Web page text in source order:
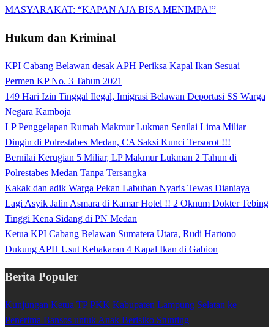
MASYARAKAT: “KAPAN AJA BISA MENIMPA!”
Hukum dan Kriminal
KPI Cabang Belawan desak APH Periksa Kapal Ikan Sesuai
Permen KP No. 3 Tahun 2021
149 Hari Izin Tinggal Ilegal, Imigrasi Belawan Deportasi SS Warga
Negara Kamboja
LP Penggelapan Rumah Makmur Lukman Senilai Lima Miliar
Dingin di Polrestabes Medan, CA Saksi Kunci Tersorot !!!
Bernilai Kerugian 5 Miliar, LP Makmur Lukman 2 Tahun di
Polrestabes Medan Tanpa Tersangka
Kakak dan adik Warga Pekan Labuhan Nyaris Tewas Dianiaya
Lagi Asyik Jalin Asmara di Kamar Hotel !! 2 Oknum Dokter Tebing
Tinggi Kena Sidang di PN Medan
Ketua KPI Cabang Belawan Sumatera Utara, Rudi Hartono
Dukung APH Usut Kebakaran 4 Kapal Ikan di Gabion
Berita Populer
Kunjungan Ketua TP PKK Kabupaten Lampung Selatan ke
Penerima Bansos untuk Anak Berisiko Stunting